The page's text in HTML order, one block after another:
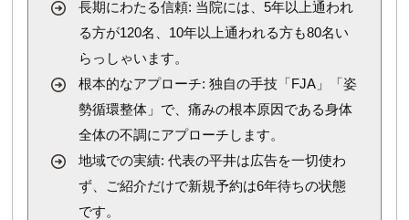
長期にわたる信頼: 当院には、5年以上通われ
る方が120名、10年以上通われる方も80名い
らっしゃいます。
根本的なアプローチ: 独自の手技「FJA」「姿
勢循環整体」で、痛みの根本原因である身体
全体の不調にアプローチします。
地域での実績: 代表の平井は広告を一切使わ
ず、ご紹介だけで新規予約は6年待ちの状態
です。